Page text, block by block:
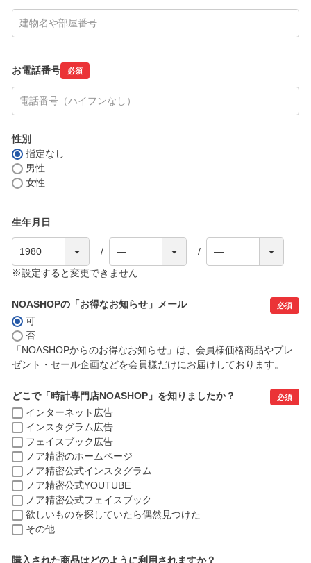
お電話番号 必須
性別
指定なし
男性
女性
生年月日
※設定すると変更できません
NOASHOPの「お得なお知らせ」メール 必須
可
否
「NOASHOPからのお得なお知らせ」は、会員様価格商品やプレ
ゼント・セール企画などを会員様だけにお届けしております。
どこで「時計専門店NOASHOP」を知りましたか？ 必須
インターネット広告
インスタグラム広告
フェイスブック広告
ノア精密のホームページ
ノア精密公式インスタグラム
ノア精密公式YOUTUBE
ノア精密公式フェイスブック
欲しいものを探していたら偶然見つけた
その他
購入された商品はどのように利用されますか？